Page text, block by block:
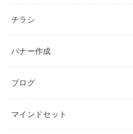
チラシ
バナー作成
ブログ
マインドセット